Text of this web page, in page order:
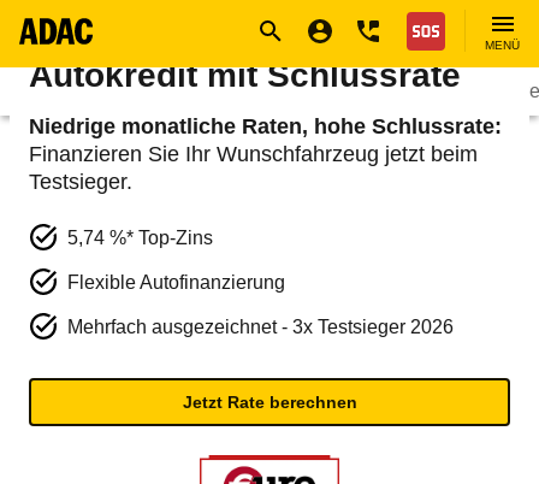
Nothilfe
MENÜ
Produkte Finanzdienstleistungen
Ballonfinanzierung:
Autokredit mit Schlussrate
Niedrige monatliche Raten, hohe Schlussrate:
Finanzieren Sie Ihr Wunschfahrzeug jetzt beim
Testsieger.
5,74 %* Top-Zins
Flexible Autofinanzierung
Mehrfach ausgezeichnet - 3x Testsieger 2026
Jetzt Rate berechnen